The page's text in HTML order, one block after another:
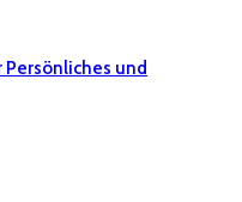
Persönliches und